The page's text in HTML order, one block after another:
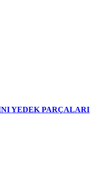
YEDEK PARÇALARI